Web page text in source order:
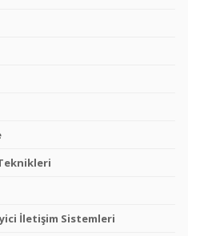
İletişim Sistemleri